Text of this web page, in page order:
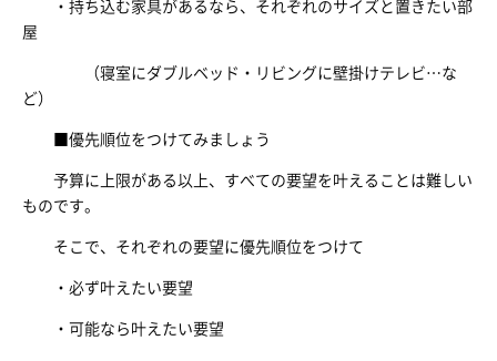
・持ち込む家具があるなら、それぞれのサイズと置きたい部
屋
（寝室にダブルベッド・リビングに壁掛けテレビ…な
ど）
■優先順位をつけてみましょう
予算に上限がある以上、すべての要望を叶えることは難しい
ものです。
そこで、それぞれの要望に優先順位をつけて
・必ず叶えたい要望
・可能なら叶えたい要望